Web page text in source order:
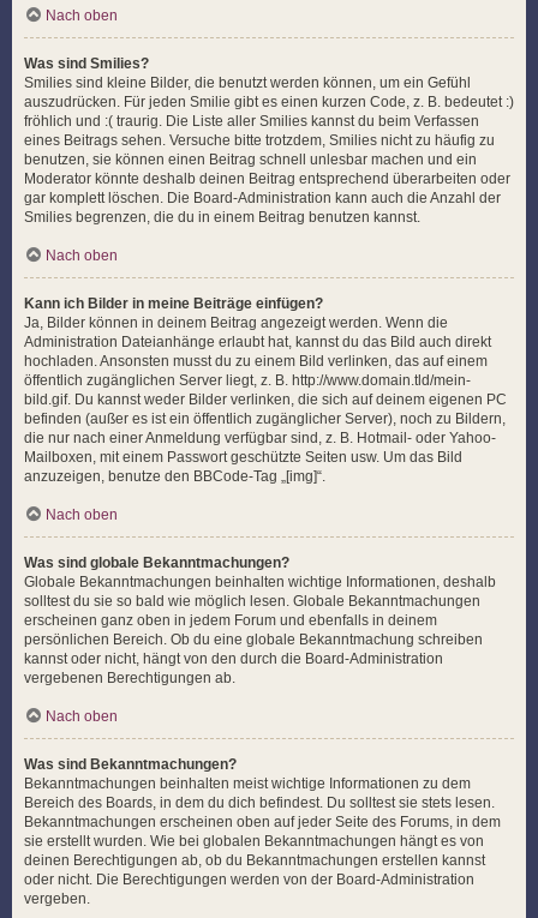
Nach oben
Was sind Smilies?
Smilies sind kleine Bilder, die benutzt werden können, um ein Gefühl
auszudrücken. Für jeden Smilie gibt es einen kurzen Code, z. B. bedeutet :)
fröhlich und :( traurig. Die Liste aller Smilies kannst du beim Verfassen
eines Beitrags sehen. Versuche bitte trotzdem, Smilies nicht zu häufig zu
benutzen, sie können einen Beitrag schnell unlesbar machen und ein
Moderator könnte deshalb deinen Beitrag entsprechend überarbeiten oder
gar komplett löschen. Die Board-Administration kann auch die Anzahl der
Smilies begrenzen, die du in einem Beitrag benutzen kannst.
Nach oben
Kann ich Bilder in meine Beiträge einfügen?
Ja, Bilder können in deinem Beitrag angezeigt werden. Wenn die
Administration Dateianhänge erlaubt hat, kannst du das Bild auch direkt
hochladen. Ansonsten musst du zu einem Bild verlinken, das auf einem
öffentlich zugänglichen Server liegt, z. B. http://www.domain.tld/mein-
bild.gif. Du kannst weder Bilder verlinken, die sich auf deinem eigenen PC
befinden (außer es ist ein öffentlich zugänglicher Server), noch zu Bildern,
die nur nach einer Anmeldung verfügbar sind, z. B. Hotmail- oder Yahoo-
Mailboxen, mit einem Passwort geschützte Seiten usw. Um das Bild
anzuzeigen, benutze den BBCode-Tag „[img]“.
Nach oben
Was sind globale Bekanntmachungen?
Globale Bekanntmachungen beinhalten wichtige Informationen, deshalb
solltest du sie so bald wie möglich lesen. Globale Bekanntmachungen
erscheinen ganz oben in jedem Forum und ebenfalls in deinem
persönlichen Bereich. Ob du eine globale Bekanntmachung schreiben
kannst oder nicht, hängt von den durch die Board-Administration
vergebenen Berechtigungen ab.
Nach oben
Was sind Bekanntmachungen?
Bekanntmachungen beinhalten meist wichtige Informationen zu dem
Bereich des Boards, in dem du dich befindest. Du solltest sie stets lesen.
Bekanntmachungen erscheinen oben auf jeder Seite des Forums, in dem
sie erstellt wurden. Wie bei globalen Bekanntmachungen hängt es von
deinen Berechtigungen ab, ob du Bekanntmachungen erstellen kannst
oder nicht. Die Berechtigungen werden von der Board-Administration
vergeben.